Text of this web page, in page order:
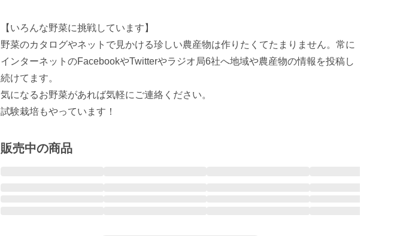
【いろんな野菜に挑戦しています】
野菜のカタログやネットで見かける珍しい農産物は作りたくてたまりません。常に
インターネットのFacebookやTwitterやラジオ局6社へ地域や農産物の情報を投稿し
続けてます。
気になるお野菜があれば気軽にご連絡ください。
試験栽培もやっています！
販売中の商品